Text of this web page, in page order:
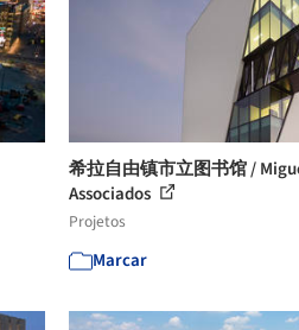
希拉自由镇市立图书馆 /
Associados
Projetos
Marcar